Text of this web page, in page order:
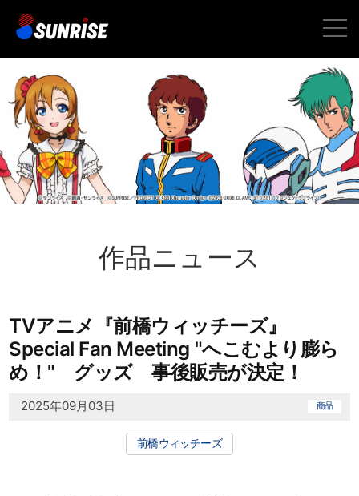
toggle
作品ニュース
TVアニメ『前橋ウィッチーズ』
Special Fan Meeting "へこむより膨ら
め！" グッズ 事後販売が決定！
2025年09月03日 商品
前橋ウィッチーズ